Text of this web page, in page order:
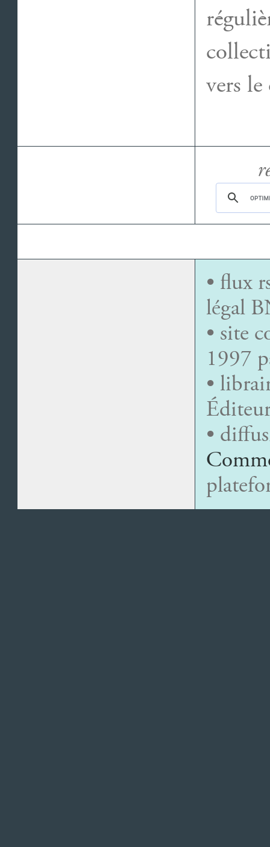
vers
• flux
légal
• site
1997
•
•